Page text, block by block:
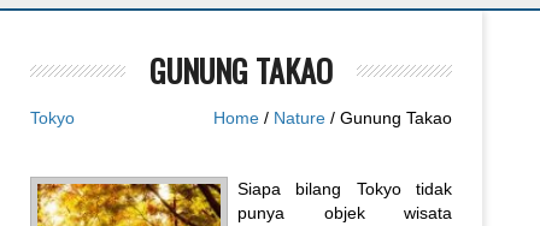
GUNUNG TAKAO
Tokyo Home / Nature / Gunung Takao
Siapa bilang Tokyo tidak
punya objek wisata